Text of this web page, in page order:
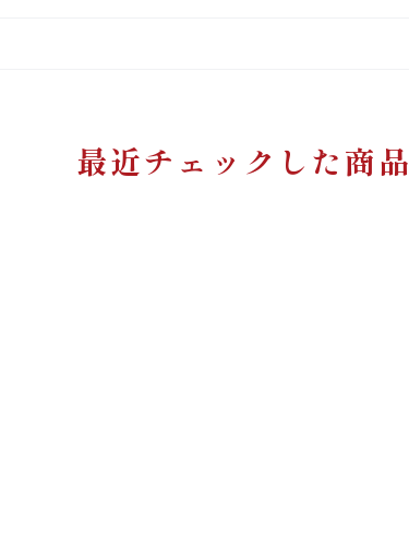
最近チェックした商品